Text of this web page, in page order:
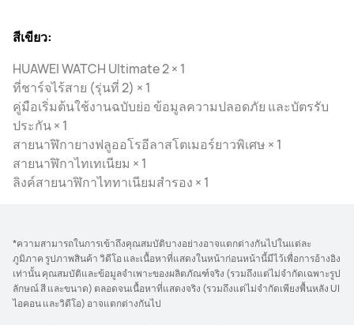
สีเขียว:
HUAWEI WATCH Ultimate 2 × 1
ที่ชาร์จไร้สาย (รุ่นที่ 2) × 1
คู่มือเริ่มต้นใช้งานฉบับย่อ ข้อมูลความปลอดภัย และบัตรรับ
ประกัน × 1
สายนาฬิกายางฟลูออโรอีลาสโตเมอร์ยาวพิเศษ × 1
สายนาฬิกาไทเทเนียม × 1
ลิงค์สายนาฬิกาไททาเนียมสํารอง × 1
*ความสามารถในการเข้าถึงคุณสมบัติบางอย่างอาจแตกต่างกันไปในแต่ละ
ภูมิภาค รูปภาพสินค้า วิดีโอ และเนื้อหาที่แสดงในหน้าก่อนหน้านี้มีไว้เพื่อการอ้างอิง
เท่านั้น คุณสมบัติและข้อมูลจำเพาะของผลิตภัณฑ์จริง (รวมถึงแต่ไม่จำกัดเฉพาะรูป
ลักษณ์ สี และขนาด) ตลอดจนเนื้อหาที่แสดงจริง (รวมถึงแต่ไม่จำกัดเพียงพื้นหลัง UI
ไอคอน และวิดีโอ) อาจแตกต่างกันไป